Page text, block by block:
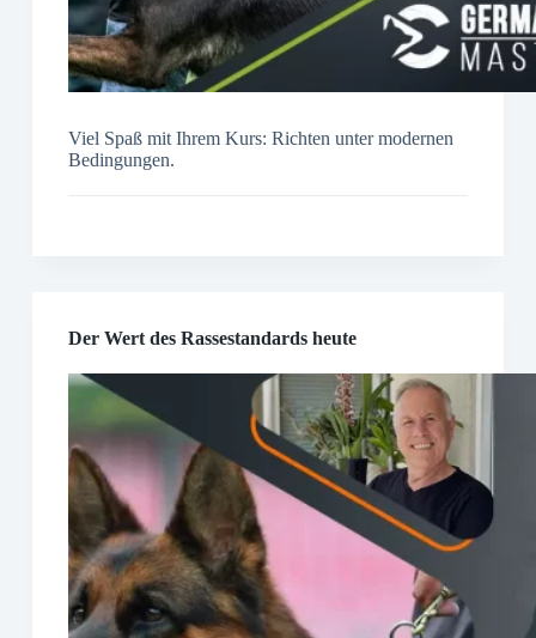
Viel Spaß mit Ihrem Kurs: Richten unter modernen
Bedingungen.
Der Wert des Rassestandards heute